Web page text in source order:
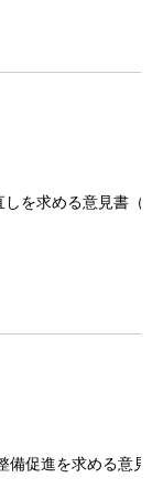
を求める意見書（
備促進を求める意